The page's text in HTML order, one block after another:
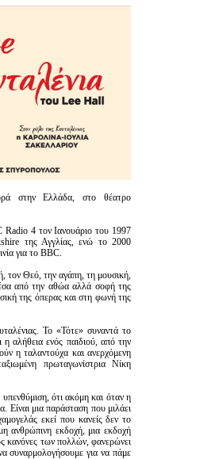
στην Ελλάδα, στο θέατρο
4 τον Ιανουάριο του 1997
της Αγγλίας, ενώ το 2000
για το ΒΒC.
τον Θεό, την αγάπη, τη μουσική,
από την αθώα αλλά σοφή της
της όπερας και στη φωνή της
Το «Τότε» συναντά το
αλήθεια ενός παιδιού, από την
η ταλαντούχα και ανερχόμενη
πρωταγωνίστρια Νίκη
ότι ακόμη και όταν η
Είναι μια παράσταση που μιλάει
εκεί που κανείς δεν το
ανθρώπινη εκδοχή, μια εκδοχή
κανόνες των πολλών, φανερώνει
συναρμολογήσουμε για να πάμε